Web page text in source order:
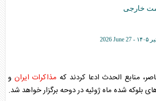
خارجی
2026 June 27
منابع الحدث ادعا کردند که مذاکرات ایران و
بلوکه شده ماه ژوئیه در دوحه برگزار خواهد شد.